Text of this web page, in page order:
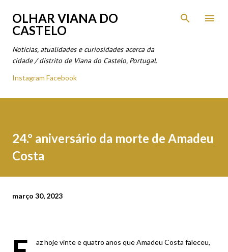
Avançar para o conteúdo principal
OLHAR VIANA DO
CASTELO
Notícias, atualidades e curiosidades acerca da
cidade / distrito de Viana do Castelo, Portugal.
Instagram Facebook
24.º aniversário da morte de Amadeu
Costa
março 30, 2023
az hoje vinte e quatro anos que Amadeu Costa faleceu,